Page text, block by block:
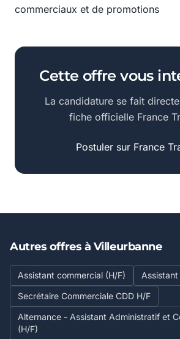
commerciaux et de promotions
Cette offre vous
La candidature se fait
fiche officielle France
Postuler sur France
Autres offres à Villeurbanne
Assistant commercial (H/F)
Secrétaire Commerciale CDD H/F
Alternance - Assistant Administratif et
(H/F)